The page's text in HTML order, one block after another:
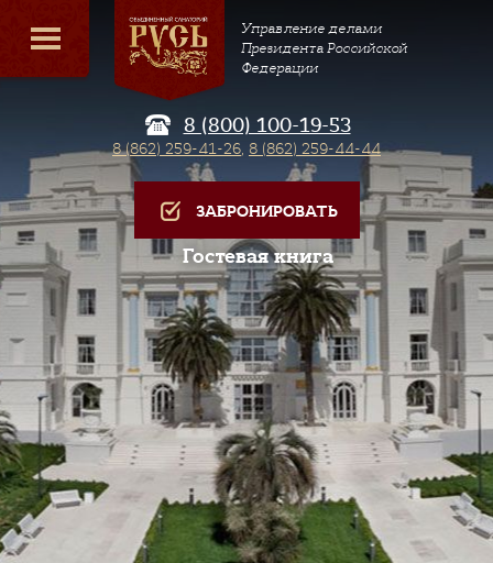
Управление делами
Президента Российской
Федерации
8 (800) 100-19-53
8 (862) 259-41-26, 8 (862) 259-44-44
ЗАБРОНИРОВАТЬ
Гостевая книга